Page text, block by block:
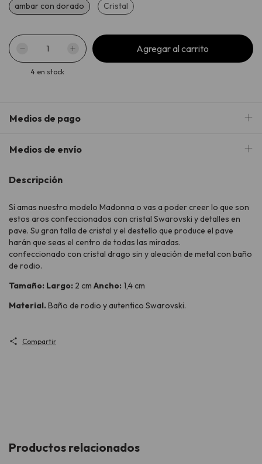
ambar con dorado Cristal
4 en stock
Medios de pago
Medios de envío
Descripción
Si amas nuestro modelo Madonna o vas a poder creer lo que son
estos aros confeccionados con cristal Swarovski y detalles en
pave. Su gran talla de cristal y el destello que produce el pave
harán que seas el centro de todas las miradas.
confeccionado con cristal drago sin y aleación de metal con baño
de rodio.
Tamaño: Largo: 2 cm Ancho: 1,4 cm
Material. Baño de rodio y autentico Swarovski.
Compartir
Productos relacionados